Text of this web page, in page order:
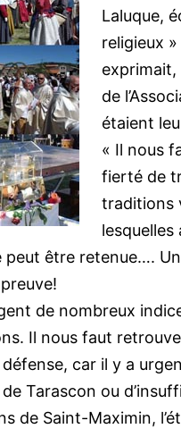
Laluque,
religieux
exprimait,
de
étaient
« Il nous
fierté de
traditions
lesquelles
peut être retenue….
de nombreux
Il nous faut
car il y a
Tarascon ou
de Saint-Maximin,